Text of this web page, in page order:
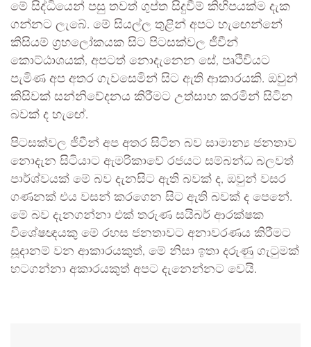
මේ සිද්ධියෙන් පසු තවත් ගුප්ත සිදුවීම් කිහිපයක්ම දැක
ගන්නට ලැබේ. මේ සියල්ල තුළින් අපට හැඟෙන්නේ
කිසියම් ග්‍රහලෝකයක සිට පිටසක්වල ජීවීන්
කොට්ඨාශයක්, අපටත් නොදැනෙන සේ, පෘථිවියට
පැමිණ අප අතර ගැවසෙමින් සිට ඇති ආකාරයකි. ඔවුන්
කිසිවක් සන්නිවේදනය කිරීමට උත්සාහ කරමින් සිටින
බවක් ද හැඟේ.
පිටසක්වල ජීවීන් අප අතර සිටින බව සාමාන්‍ය ජනතාව
නොදැන සිටියාට ඇමරිකාවේ රජයට සම්බන්ධ බලවත්
පාර්ශ්වයක් මේ බව දැනසිට ඇති බවක් ද, ඔවුන් වසර
ගණනක් එය වසන් කරගෙන සිට ඇති බවක් ද පෙනේ.
මේ බව දැනගන්නා එක් තරුණ සයිබර් ආරක්ෂක
විශේෂඥයකු මේ රහස ජනතාවට අනාවරණය කිරීමට
සූදානම් වන ආකාරයකුත්, මේ නිසා ඉතා දරුණු ගැටුමක්
හටගන්නා අකාරයකුත් අපට දැනෙන්නට වෙයි.